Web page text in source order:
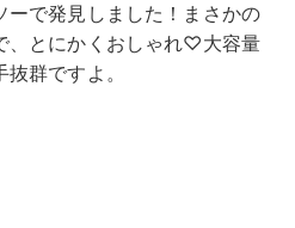
ーで発見しました！まさかの
、とにかくおしゃれ♡大容量
群ですよ。